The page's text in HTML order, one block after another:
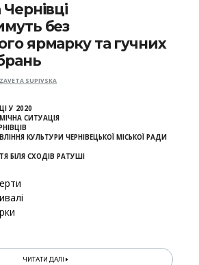
без
ярмарку та гучних
SUPIVSKA
У 2020
СИТУАЦІЯ
КУЛЬТУРИ ЧЕРНІВЕЦЬКОЇ МІСЬКОЇ РАДИ
БІЛЯ СХОДІВ РАТУШІ
ЧИТАТИ ДАЛІ